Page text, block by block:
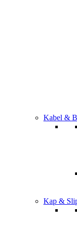
Kabel &
Kap &